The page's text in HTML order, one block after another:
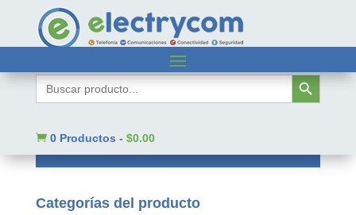
Buscar: Botón de búsqueda
 0 Productos - $0.00
Precision
coincidan con tu selección.
Categorías del producto